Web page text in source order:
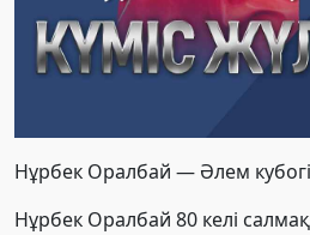
Нұрбек Оралбай — Әлем
Нұрбек Оралбай 80 келі